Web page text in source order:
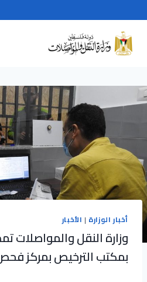
to
content
أخبار الوزارة | الأخبار
وزارة النقل والمواصلات
بمكتب الترخيص بمركز